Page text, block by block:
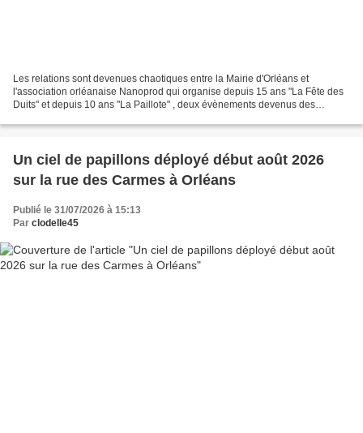
Les relations sont devenues chaotiques entre la Mairie d'Orléans et
l'association orléanaise Nanoprod qui organise depuis 15 ans "La Fête des
Duits" et depuis 10 ans "La Paillote" , deux évènements devenus des
Un ciel de papillons déployé début août 2026
sur la rue des Carmes à Orléans
Publié le 31/07/2026 à 15:13
Par clodelle45